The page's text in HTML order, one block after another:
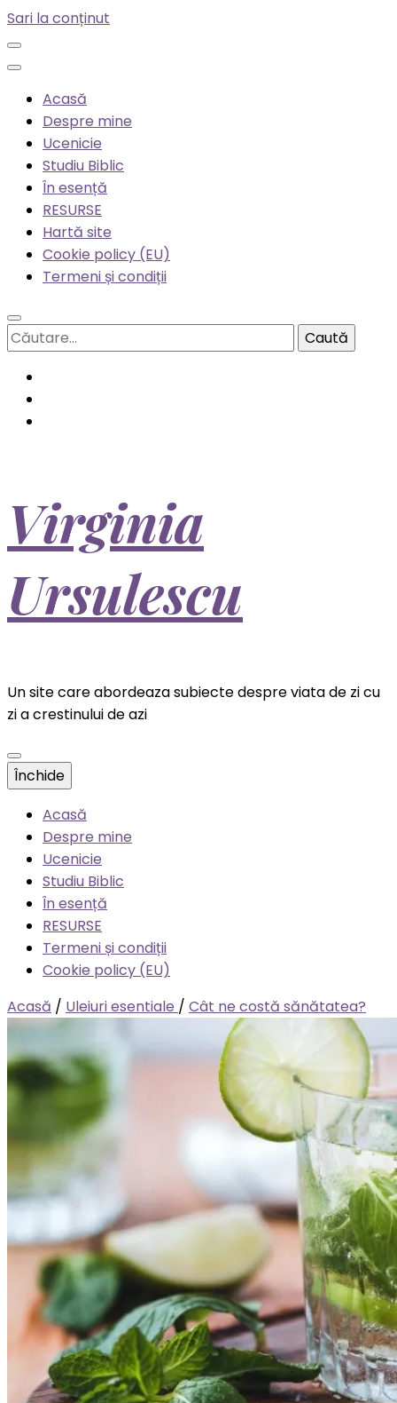
Sari la conținut
Acasă
Despre mine
Ucenicie
Studiu Biblic
În esență
RESURSE
Hartă site
Cookie policy (EU)
Termeni și condiții
Caută
după:
Virginia
Ursulescu
Un site care abordeaza subiecte despre viata de zi cu
zi a crestinului de azi
Închide
Acasă
Despre mine
Ucenicie
Studiu Biblic
În esență
RESURSE
Termeni și condiții
Cookie policy (EU)
Acasă / Uleiuri esentiale / Cât ne costă sănătatea?